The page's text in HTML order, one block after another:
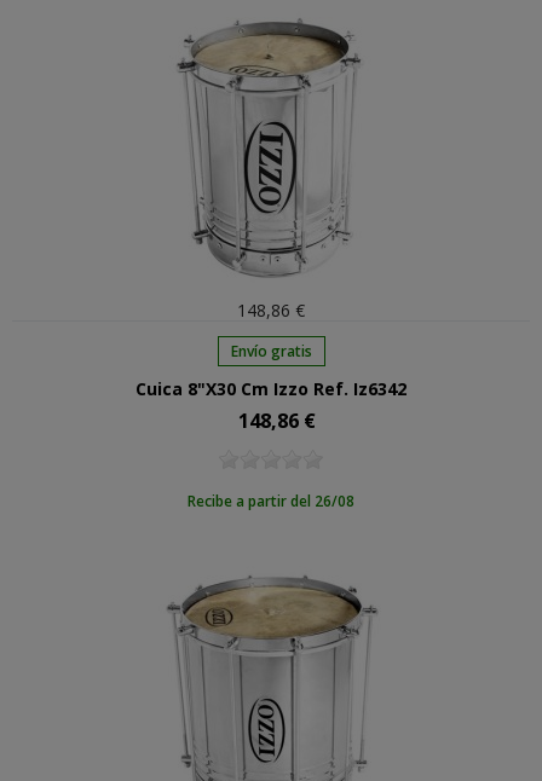
148,86 €
Envío gratis
Cuica 8"X30 Cm Izzo Ref. Iz6342
Precio
148,86 €
Recibe a partir del 26/08